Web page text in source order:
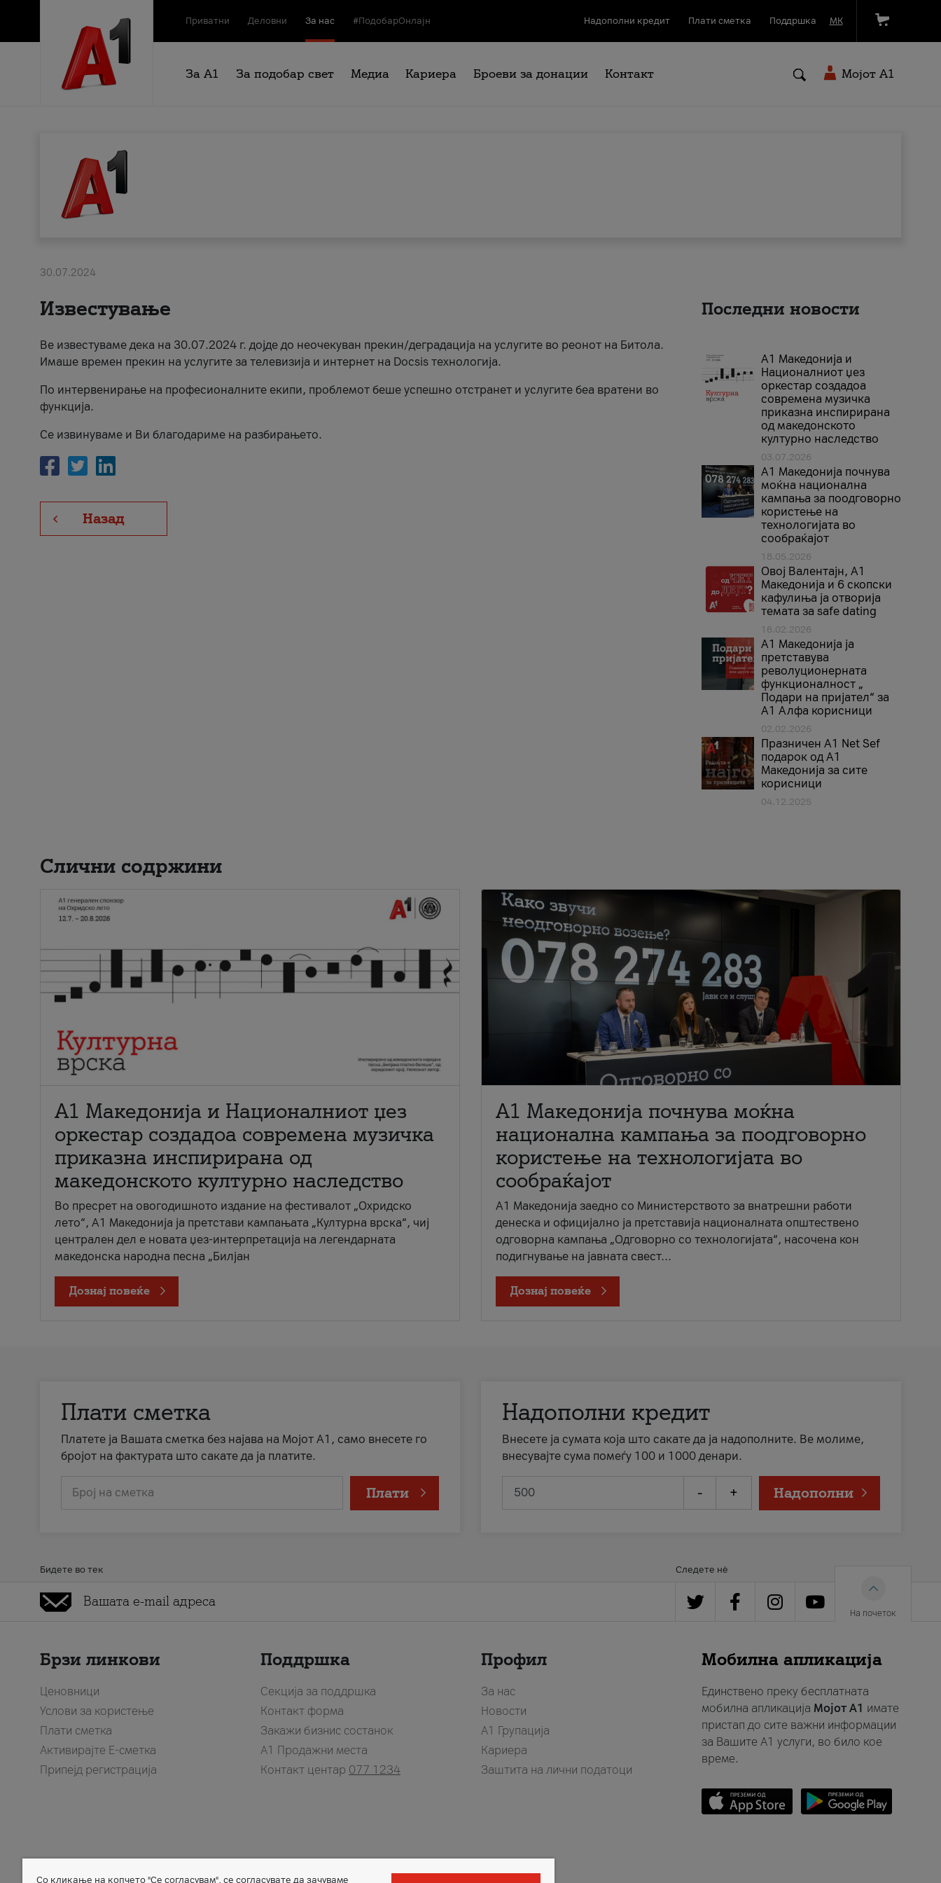
Приватни Деловни За нас #ПодобарОнлајн Надополни кредит Плати сметка Поддршка МК
За А1 За подобар свет Медиа Кариера Броеви за донации Контакт Мојот A1
30.07.2024
Известување
Ве известуваме дека на 30.07.2024 г. дојде до неочекуван прекин/деградација на услугите во реонот на Битола.
Имаше времен прекин на услугите за телевизија и интернет на Docsis технологија.
По интервенирање на професионалните екипи, проблемот беше успешно отстранет и услугите беа вратени во
функција.
Се извинуваме и Ви благодариме на разбирањето.
Назад
Последни новости
А1 Македонија и
Националниот џез
оркестар создадоа
современа музичка
приказна инспирирана
од македонското
културно наследство
03.07.2026
A1 Македонија почнува
моќна национална
кампања за поодговорно
користење на
технологијата во
сообраќајот
18.05.2026
Овој Валентајн, A1
Македонија и 6 скопски
кафулиња ја отворија
темата за safe dating
16.02.2026
А1 Македонија ја
претставува
револуционерната
функционалност „
Подари на пријател“ за
А1 Алфа корисници
02.02.2026
Празничен A1 Net Sеf
подарок од А1
Македонија за сите
корисници
04.12.2025
Слични содржини
А1 Македонија и Националниот џез
оркестар создадоа современа музичка
приказна инспирирана од
македонското културно наследство
Во пресрет на овогодишното издание на фестивалот „Охридско
лето“, А1 Македонија ја претстави кампањата „Културна врска“, чиј
централен дел е новата џез-интерпретација на легендарната
македонска народна песна „Билјан
Дознај повеќе
A1 Македонија почнува моќна
национална кампања за поодговорно
користење на технологијата во
сообраќајот
A1 Македонија заедно со Министерството за внатрешни работи
денеска и официјално ја претставија националната општествено
одговорна кампања „Одговорно со технологијата“, насочена кон
подигнување на јавната свест...
Дознај повеќе
Плати сметка
Платете ја Вашата сметка без најава на Мојот А1, само внесете го
бројот на фактурата што сакате да ја платите.
Број на сметка Плати
Надополни кредит
Внесете ја сумата која што сакате да ја надополните. Ве молиме,
внесувајте сума помеѓу 100 и 1000 денари.
- + Надополни
Бидете во тек Следете нè
На почеток
Брзи линкови
Ценовници
Услови за користење
Плати сметка
Активирајте Е-сметка
Припејд регистрација
Поддршка
Секција за поддршка
Контакт форма
Закажи бизнис состанок
A1 Продажни места
Контакт центар 077 1234
Профил
За нас
Новости
А1 Групација
Кариера
Заштита на лични податоци
Мобилна апликација
Единствено преку бесплатната
мобилна апликација Мојот A1 имате
пристап до сите важни информации
за Вашите A1 услуги, во било кое
време.
Со кликање на копчето "Се согласувам", се согласувате да зачуваме